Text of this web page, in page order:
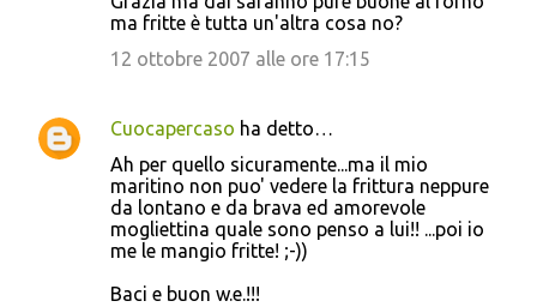
ma fritte è tutta un'altra cosa no?
12 ottobre 2007 alle ore 17:15
Cuocapercaso ha detto…
Ah per quello sicuramente...ma il mio
maritino non puo' vedere la frittura neppure
da lontano e da brava ed amorevole
mogliettina quale sono penso a lui!! ...poi io
me le mangio fritte! ;-))
Baci e buon w.e.!!!